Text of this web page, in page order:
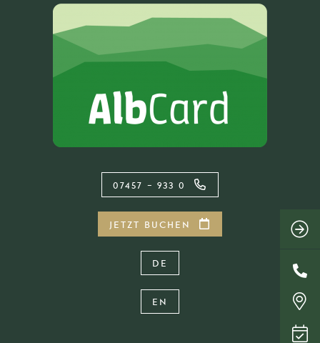
07457 – 933 0
JETZT BUCHEN
DE
EN